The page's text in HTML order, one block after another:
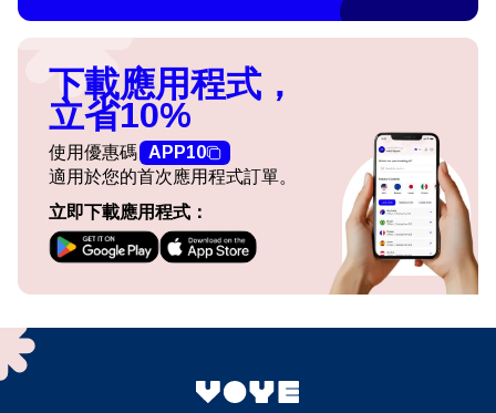
下載應用程式，
立省10%
使用優惠碼 APP10
適用於您的首次應用程式訂單。
立即下載應用程式：